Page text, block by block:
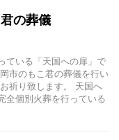
君の葬儀
ている「天国への扉」で
市のもこ君の葬儀を行い
祈り致します。 天国へ
全個別火葬を行っている